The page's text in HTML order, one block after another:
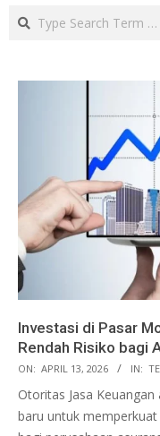
Search
Investasi di Pasar
Rendah Risiko bagi
ON: APRIL 13, 2026 IN:
Otoritas Jasa
baru untuk